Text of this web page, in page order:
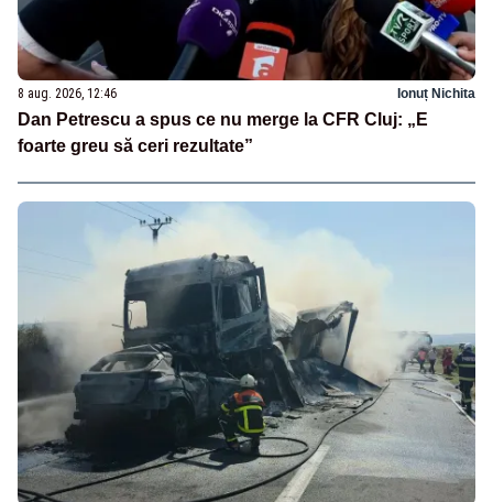
8 aug. 2026, 12:46 Ionuț Nichita
Dan Petrescu a spus ce nu merge la CFR Cluj: „E
foarte greu să ceri rezultate”